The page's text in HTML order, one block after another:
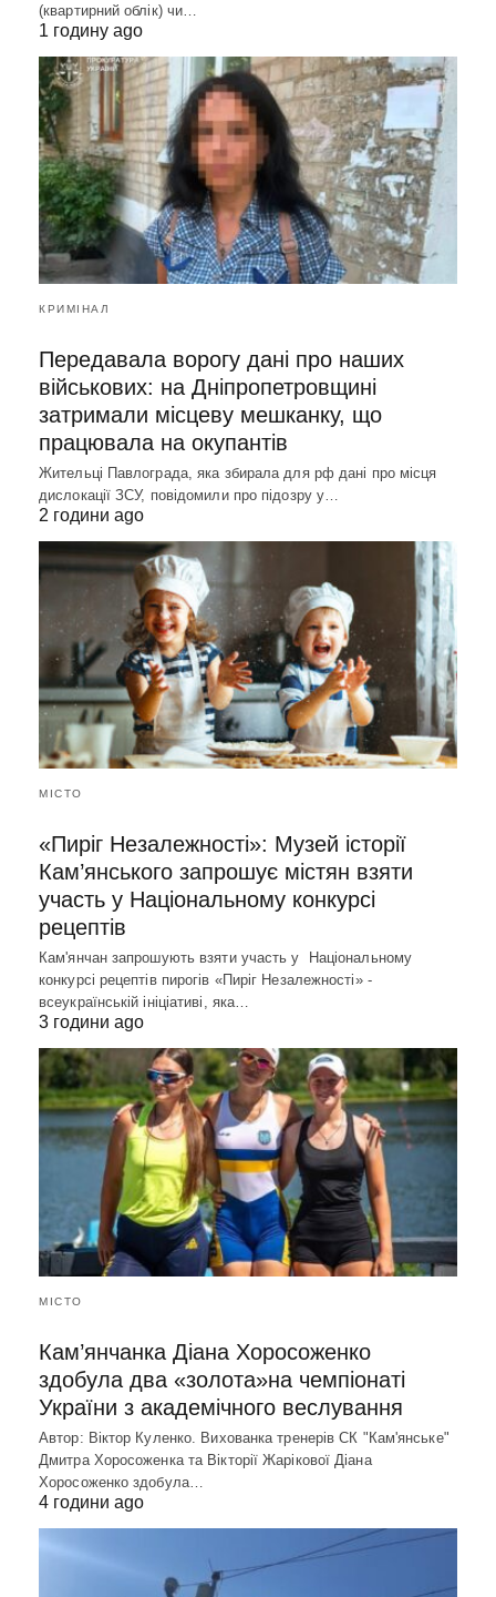
(квартирний облік) чи…
1 годину ago
КРИМІНАЛ
Передавала ворогу дані про наших
військових: на Дніпропетровщині
затримали місцеву мешканку, що
працювала на окупантів
Жительці Павлограда, яка збирала для рф дані про місця
дислокації ЗСУ, повідомили про підозру у…
2 години ago
МІСТО
«Пиріг Незалежності»: Музей історії
Кам’янського запрошує містян взяти
участь у Національному конкурсі
рецептів
Кам'янчан запрошують взяти участь у Національному
конкурсі рецептів пирогів «Пиріг Незалежності» -
всеукраїнській ініціативі, яка…
3 години ago
МІСТО
Кам’янчанка Діана Хоросоженко
здобула два «золота»на чемпіонаті
України з академічного веслування
Автор: Віктор Куленко. Вихованка тренерів СК "Кам'янське"
Дмитра Хоросоженка та Вікторії Жарікової Діана
Хоросоженко здобула…
4 години ago